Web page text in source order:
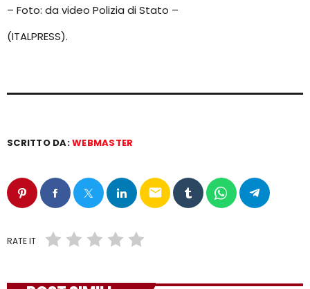
– Foto: da video Polizia di Stato –
(ITALPRESS).
SCRITTO DA:WEBMASTER
email
RATE IT